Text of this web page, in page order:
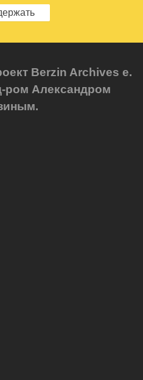
Berzin Archives e.
ром Александром